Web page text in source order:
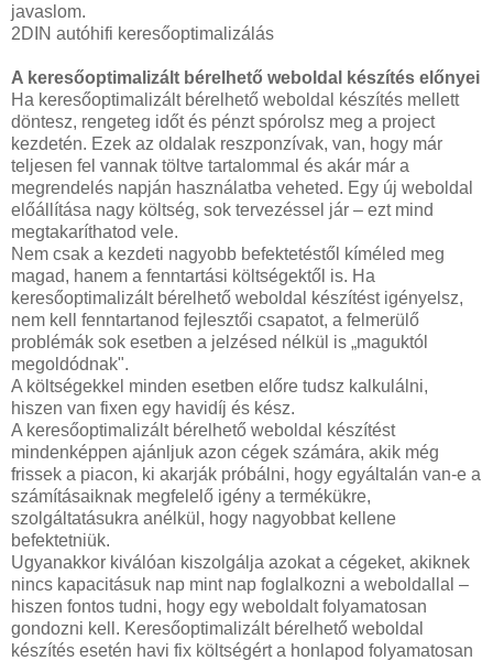
javaslom.
2DIN autóhifi keresőoptimalizálás
A keresőoptimalizált bérelhető weboldal készítés előnyei
Ha keresőoptimalizált bérelhető weboldal készítés mellett
döntesz, rengeteg időt és pénzt spórolsz meg a project
kezdetén. Ezek az oldalak reszponzívak, van, hogy már
teljesen fel vannak töltve tartalommal és akár már a
megrendelés napján használatba veheted. Egy új weboldal
előállítása nagy költség, sok tervezéssel jár – ezt mind
megtakaríthatod vele.
Nem csak a kezdeti nagyobb befektetéstől kíméled meg
magad, hanem a fenntartási költségektől is. Ha
keresőoptimalizált bérelhető weboldal készítést igényelsz,
nem kell fenntartanod fejlesztői csapatot, a felmerülő
problémák sok esetben a jelzésed nélkül is „maguktól
megoldódnak".
A költségekkel minden esetben előre tudsz kalkulálni,
hiszen van fixen egy havidíj és kész.
A keresőoptimalizált bérelhető weboldal készítést
mindenképpen ajánljuk azon cégek számára, akik még
frissek a piacon, ki akarják próbálni, hogy egyáltalán van-e a
számításaiknak megfelelő igény a termékükre,
szolgáltatásukra anélkül, hogy nagyobbat kellene
befektetniük.
Ugyanakkor kiválóan kiszolgálja azokat a cégeket, akiknek
nincs kapacitásuk nap mint nap foglalkozni a weboldallal –
hiszen fontos tudni, hogy egy weboldalt folyamatosan
gondozni kell. Keresőoptimalizált bérelhető weboldal
készítés esetén havi fix költségért a honlapod folyamatosan